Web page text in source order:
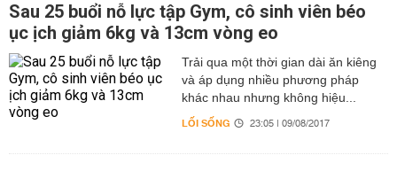
Sau 25 buổi nỗ lực tập Gym, cô sinh viên béo
ục ịch giảm 6kg và 13cm vòng eo
Trải qua một thời gian dài ăn kiêng
và áp dụng nhiều phương pháp
khác nhau nhưng không hiệu...
LỐI SỐNG 23:05 | 09/08/2017